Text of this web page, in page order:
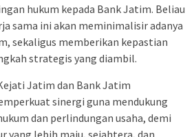
hukum kepada Bank Jatim. Beliau
sama ini akan meminimalisir adanya
sekaligus memberikan kepastian
strategis yang diambil.
Jatim dan Bank Jatim
sinergi guna mendukung
dan perlindungan usaha, demi
yang lebih maju, sejahtera, dan